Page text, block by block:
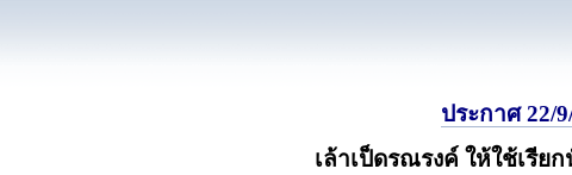
ประกาศ 22/
เล้าเป็ดรณรงค์ ให้ใช้เรีย